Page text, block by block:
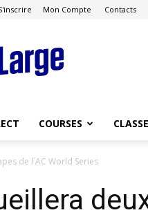
Mon Compte Contacts
COURSES
de l´AC World Series